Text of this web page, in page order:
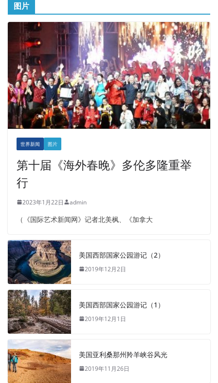
图片
世界新闻 图片
第十届《海外春晚》多伦多隆重举
行
2023年1月22日 admin
（《国际艺术新闻网》记者北美枫、《加拿大
美国西部国家公园游记（2）
2019年12月2日
美国西部国家公园游记（1）
2019年12月1日
美国亚利桑那州羚羊峡谷风光
2019年11月26日